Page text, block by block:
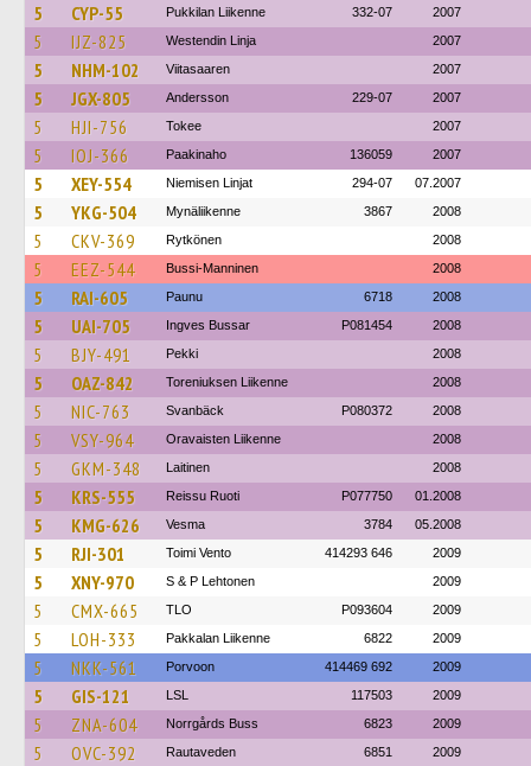
5 CYP-55 Pukkilan Liikenne 332-07 2007
5 IJZ-825 Westendin Linja 2007
5 NHM-102 Viitasaaren 2007
5 JGX-805 Andersson 229-07 2007
5 HJI-756 Tokee 2007
5 IOJ-366 Paakinaho 136059 2007
5 XEY-554 Niemisen Linjat 294-07 07.2007
5 YKG-504 Mynäliikenne 3867 2008
5 CKV-369 Rytkönen 2008
5 EEZ-544 Bussi-Manninen 2008
5 RAI-605 Paunu 6718 2008
5 UAI-705 Ingves Bussar P081454 2008
5 BJY-491 Pekki 2008
5 OAZ-842 Toreniuksen Liikenne 2008
5 NIC-763 Svanbäck P080372 2008
5 VSY-964 Oravaisten Liikenne 2008
5 GKM-348 Laitinen 2008
5 KRS-555 Reissu Ruoti P077750 01.2008
5 KMG-626 Vesma 3784 05.2008
5 RJI-301 Toimi Vento 414293 646 2009
5 XNY-970 S & P Lehtonen 2009
5 CMX-665 TLO P093604 2009
5 LOH-333 Pakkalan Liikenne 6822 2009
5 NKK-561 Porvoon 414469 692 2009
5 GIS-121 LSL 117503 2009
5 ZNA-604 Norrgårds Buss 6823 2009
5 OVC-392 Rautaveden 6851 2009